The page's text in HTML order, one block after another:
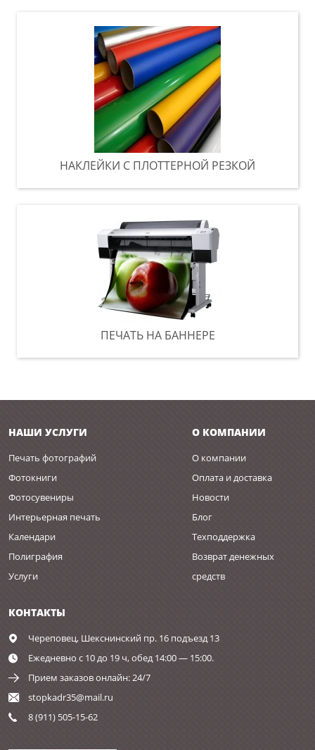
НАКЛЕЙКИ С ПЛОТТЕРНОЙ РЕЗКОЙ
ПЕЧАТЬ НА БАННЕРЕ
НАШИ УСЛУГИ
Печать фотографий
Фотокниги
Фотосувениры
Интерьерная печать
Календари
Полиграфия
Услуги
О КОМПАНИИ
О компании
Оплата и доставка
Новости
Блог
Техподдержка
Возврат денежных
средств
КОНТАКТЫ
Череповец, Шекснинский пр. 16 подъезд 13
Ежедневно с 10 до 19 ч, обед 14:00 — 15:00.
Прием заказов онлайн: 24/7
stopkadr35@mail.ru
8 (911) 505-15-62